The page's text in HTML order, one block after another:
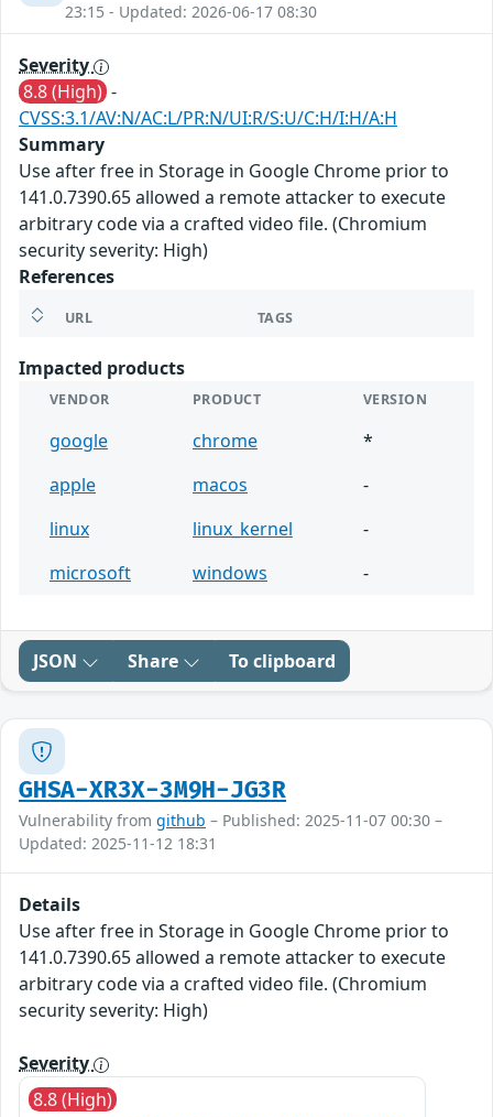
23:15 - Updated: 2026-06-17 08:30
Severity
8.8 (High) -
CVSS:3.1/AV:N/AC:L/PR:N/UI:R/S:U/C:H/I:H/A:H
Summary
Use after free in Storage in Google Chrome prior to
141.0.7390.65 allowed a remote attacker to execute
arbitrary code via a crafted video file. (Chromium
security severity: High)
References
URL TAGS
Impacted products
VENDOR PRODUCT VERSION
google chrome
*
apple
macos
-
linux
linux_kernel
-
microsoft
windows -
JSON Share To clipboard
GHSA-XR3X-3M9H-JG3R
Vulnerability from github – Published: 2025-11-07 00:30 –
Updated: 2025-11-12 18:31
Details
Use after free in Storage in Google Chrome prior to
141.0.7390.65 allowed a remote attacker to execute
arbitrary code via a crafted video file. (Chromium
security severity: High)
Severity
8.8 (High)